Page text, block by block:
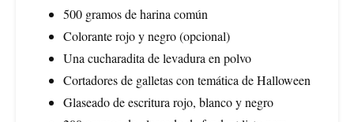
500 gramos de harina común
Colorante rojo y negro (opcional)
Una cucharadita de levadura en polvo
Cortadores de galletas con temática de Halloween
Glaseado de escritura rojo, blanco y negro